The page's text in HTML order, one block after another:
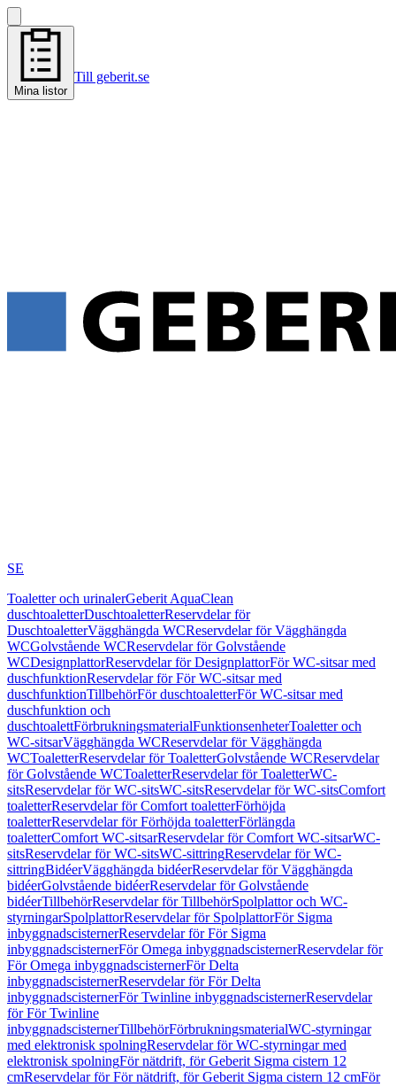
Mina listor
Till geberit.se
SE
Toaletter och urinalerGeberit AquaClean
duschtoaletterDuschtoaletterReservdelar för
DuschtoaletterVägghängda WCReservdelar för Vägghängda
WCGolvstående WCReservdelar för Golvstående
WCDesignplattorReservdelar för DesignplattorFör WC-sitsar med
duschfunktionReservdelar för För WC-sitsar med
duschfunktionTillbehörFör duschtoaletterFör WC-sitsar med
duschfunktion och
duschtoalettFörbrukningsmaterialFunktionsenheterToaletter och
WC-sitsarVägghängda WCReservdelar för Vägghängda
WCToaletterReservdelar för ToaletterGolvstående WCReservdelar
för Golvstående WCToaletterReservdelar för ToaletterWC-
sitsReservdelar för WC-sitsWC-sitsReservdelar för WC-sitsComfort
toaletterReservdelar för Comfort toaletterFörhöjda
toaletterReservdelar för Förhöjda toaletterFörlängda
toaletterComfort WC-sitsarReservdelar för Comfort WC-sitsarWC-
sitsReservdelar för WC-sitsWC-sittringReservdelar för WC-
sittringBidéerVägghängda bidéerReservdelar för Vägghängda
bidéerGolvstående bidéerReservdelar för Golvstående
bidéerTillbehörReservdelar för TillbehörSpolplattor och WC-
styrningarSpolplattorReservdelar för SpolplattorFör Sigma
inbyggnadscisternerReservdelar för För Sigma
inbyggnadscisternerFör Omega inbyggnadscisternerReservdelar för
För Omega inbyggnadscisternerFör Delta
inbyggnadscisternerReservdelar för För Delta
inbyggnadscisternerFör Twinline inbyggnadscisternerReservdelar
för För Twinline
inbyggnadscisternerTillbehörFörbrukningsmaterialWC-styrningar
med elektronisk spolningReservdelar för WC-styrningar med
elektronisk spolningFör nätdrift, för Geberit Sigma cistern 12
cmReservdelar för För nätdrift, för Geberit Sigma cistern 12 cmFör